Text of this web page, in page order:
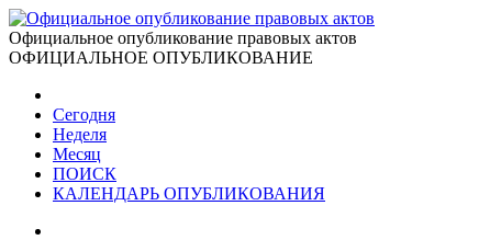
Официальное опубликование правовых актов
ОФИЦИАЛЬНОЕ ОПУБЛИКОВАНИЕ
Сегодня
Неделя
Месяц
ПОИСК
КАЛЕНДАРЬ ОПУБЛИКОВАНИЯ